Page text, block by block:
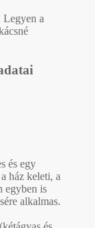
Legyen a
és egy
ház keleti, a
egyben is
alkalmas.